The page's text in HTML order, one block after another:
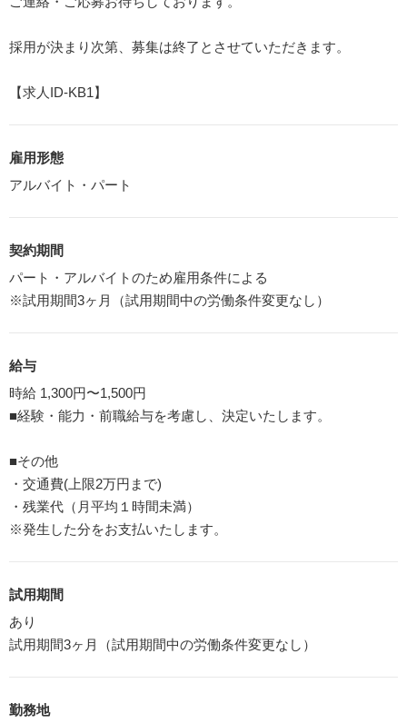
採用が決まり次第、募集は終了とさせていただきます。
【求人ID-KB1】
雇用形態
アルバイト・パート
契約期間
パート・アルバイトのため雇用条件による
※試用期間3ヶ月（試用期間中の労働条件変更なし）
給与
時給 1,300円〜1,500円
■経験・能力・前職給与を考慮し、決定いたします。
■その他
・交通費(上限2万円まで)
・残業代（月平均１時間未満）
※発生した分をお支払いたします。
試用期間
あり
試用期間3ヶ月（試用期間中の労働条件変更なし）
勤務地